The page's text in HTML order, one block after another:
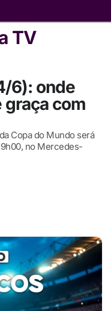
TV
6): onde
graça com
Copa do Mundo será
no Mercedes-